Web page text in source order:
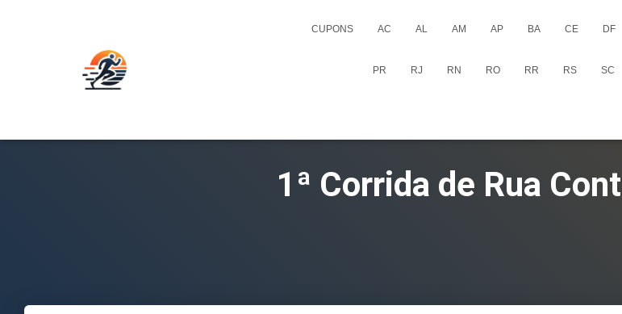
CUPONS AC AL AM AP BA CE DF
PR RJ RN RO RR RS SC
1ª Corrida de Rua